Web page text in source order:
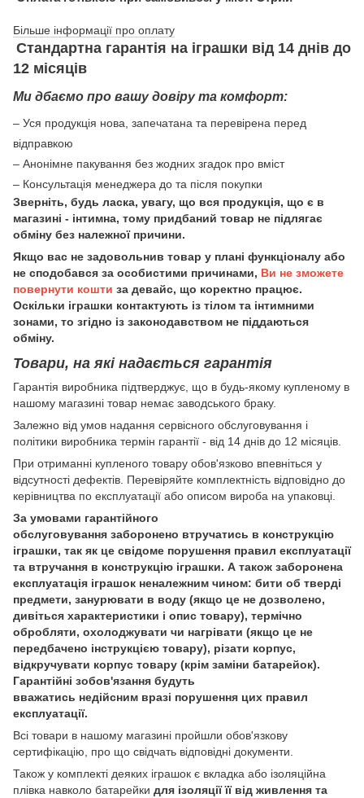
Більше інформації про оплату
Стандартна гарантія на іграшки від 14 днів до
12 місяців
Ми дбаємо про вашу довіру та комфорт:
– Уся продукція нова, запечатана та перевірена перед
відправкою
– Анонімне пакування без жодних згадок про вміст
– Консультація менеджера до та після покупки
Зверніть, будь ласка, увагу, що вся продукція, що є в
магазині - інтимна, тому придбаний товар не підлягає
обміну без належної причини.
Якщо вас не задовольнив товар у плані функціоналу або
не сподобався за особистими причинами, Ви не зможете
повернути кошти за девайс, що коректно працює.
Оскільки іграшки контактують із тілом та інтимними
зонами, то згідно із законодавством не піддаються
обміну.
Товари, на які надається гарантія
Гарантія виробника підтверджує, що в будь-якому купленому в
нашому магазині товар немає заводського браку.
Залежно від умов надання сервісного обслуговування і
політики виробника термін гарантії - від 14 днів до 12 місяців.
При отриманні купленого товару обов'язково впевніться у
відсутності дефектів. Перевіряйте комплектність відповідно до
керівництва по експлуатації або описом вироба на упаковці.
За умовами гарантійного
обслуговування заборонено втручатись в конструкцію
іграшки, так як це свідоме порушення правил експлуатації
та втручання в конструкцію іграшки. А також заборонена
експлуатація іграшок неналежним чином: бити об тверді
предмети, занурювати в воду (якщо це не дозволено,
дивіться характеристики і опис товару), термічно
обробляти, охолоджувати чи нагрівати (якщо це не
передбачено інструкцією товару), різати корпус,
відкручувати корпус товару (крім заміни батарейок).
Гарантійні зобов'язання будуть
вважатись недійсним вразі порушення цих правил
експлуатації.
Всі товари в нашому магазині пройшли обов'язкову
сертифікацію, про що свідчать відповідні документи.
Також у комплекті деяких іграшок є вкладка або ізоляційна
плівка навколо батарейки для ізоляції її від живлення та